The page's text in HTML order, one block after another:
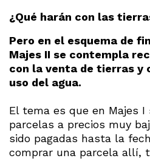
¿Qué harán con las
Pero en el esquema de
Majes II se contempla
con la venta de tierras y
uso del agua.
El tema es que en Majes I
parcelas a precios muy
sido pagadas hasta la
comprar una parcela allí,